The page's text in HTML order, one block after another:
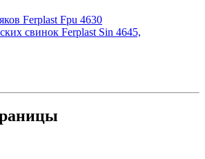
Ferplast Fpu 4630
свинок Ferplast Sin 4645,